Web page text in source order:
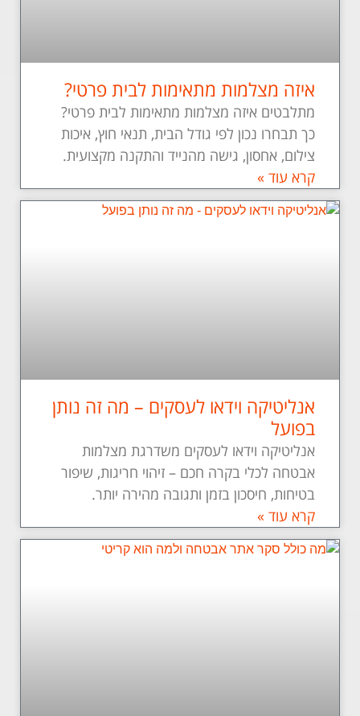
איזה מצלמות מתאימות לבית פרטי?
מתלבטים איזה מצלמות מתאימות לבית פרטי?
כך תבחרו נכון לפי גודל הבית, תנאי חוץ, איכות
צילום, אחסון, גישה מהנייד והתקנה מקצועית.
קרא עוד »
אנליטיקה וידאו לעסקים – מה זה נותן
בפועל
אנליטיקה וידאו לעסקים משדרגת מצלמות
אבטחה לכלי בקרה חכם – זיהוי חריגות, שיפור
בטיחות, חיסכון בזמן ותגובה מהירה יותר.
קרא עוד »